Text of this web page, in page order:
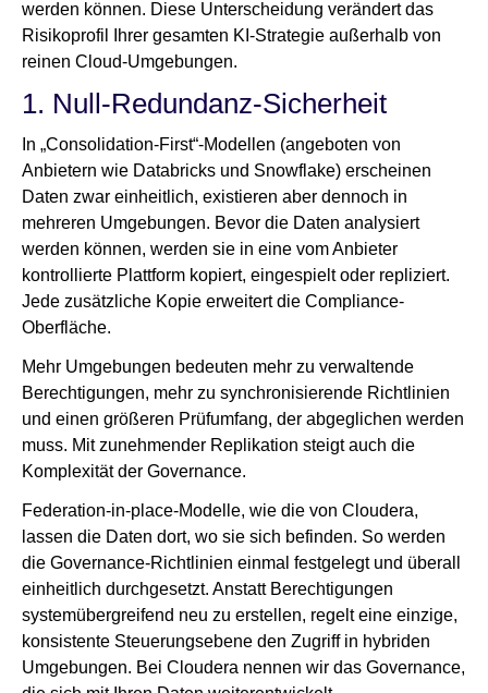
werden können. Diese Unterscheidung verändert das
Risikoprofil Ihrer gesamten KI-Strategie außerhalb von
reinen Cloud-Umgebungen.
1. Null-Redundanz-Sicherheit
In „Consolidation-First“-Modellen (angeboten von
Anbietern wie Databricks und Snowflake) erscheinen
Daten zwar einheitlich, existieren aber dennoch in
mehreren Umgebungen. Bevor die Daten analysiert
werden können, werden sie in eine vom Anbieter
kontrollierte Plattform kopiert, eingespielt oder repliziert.
Jede zusätzliche Kopie erweitert die Compliance-
Oberfläche.
Mehr Umgebungen bedeuten mehr zu verwaltende
Berechtigungen, mehr zu synchronisierende Richtlinien
und einen größeren Prüfumfang, der abgeglichen werden
muss. Mit zunehmender Replikation steigt auch die
Komplexität der Governance.
Federation-in-place-Modelle, wie die von Cloudera,
lassen die Daten dort, wo sie sich befinden. So werden
die Governance-Richtlinien einmal festgelegt und überall
einheitlich durchgesetzt. Anstatt Berechtigungen
systemübergreifend neu zu erstellen, regelt eine einzige,
konsistente Steuerungsebene den Zugriff in hybriden
Umgebungen. Bei Cloudera nennen wir das Governance,